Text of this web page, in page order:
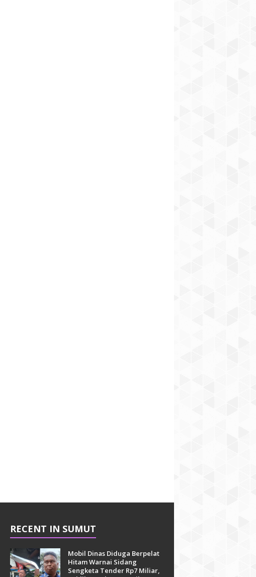
RECENT IN SUMUT
Mobil Dinas Diduga Berpelat
Hitam Warnai Sidang
Sengketa Tender Rp7 Miliar,